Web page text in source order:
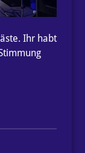
Ihr habt